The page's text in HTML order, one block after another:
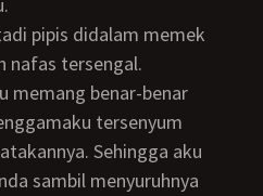
nafas tersengal.
tersenyum
Sehingga aku
sambil menyuruhnya